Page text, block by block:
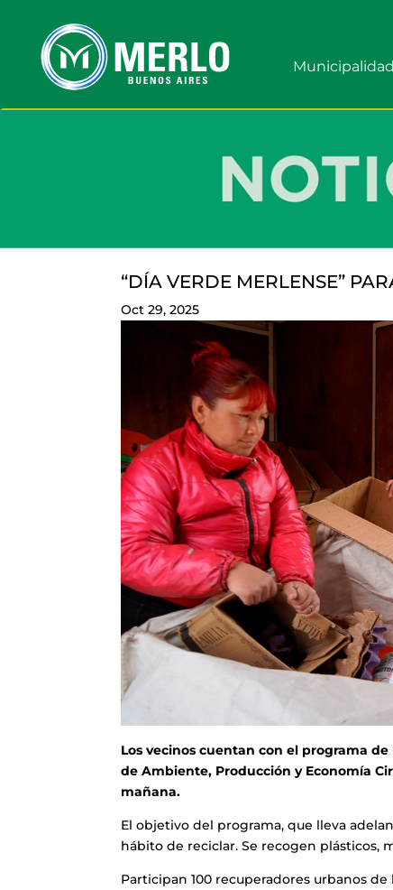
Municipalidad
“DÍA VERDE MERLENSE”
Oct 29, 2025
Los vecinos cuentan con el programa
de Ambiente, Producción y Economía
mañana.
El objetivo del programa, que lleva
hábito de reciclar. Se recogen plásticos,
Participan 100 recuperadores urbanos